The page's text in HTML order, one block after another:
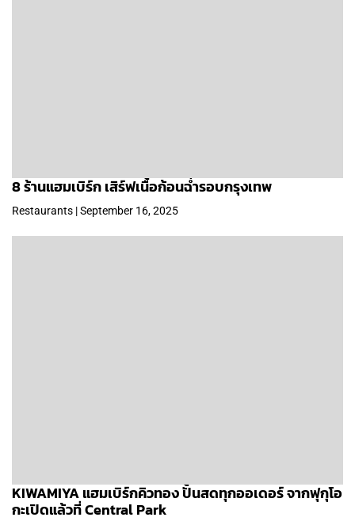
8 ร้านแฮมเบิร์ก เสิร์ฟเนื้อก้อนฉ่ำรอบกรุงเทพ
Restaurants | September 16, 2025
KIWAMIYA แฮมเบิร์กคิวทอง ปั้นสดทุกออเดอร์ จากฟุกุโอ
กะเปิดแล้วที่ Central Park